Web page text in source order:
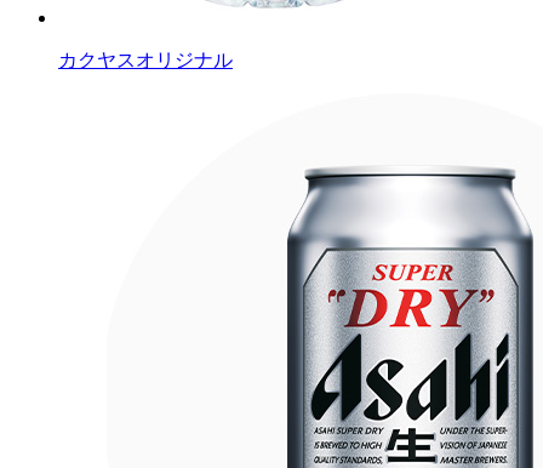
カクヤスオリジナル